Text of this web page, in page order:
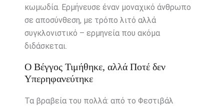
κωμωδία. Ερμήνευσε έναν μοναχικό άνθρωπο
σε αποσύνθεση, με τρόπο λιτό αλλά
συγκλονιστικό – ερμηνεία που ακόμα
διδάσκεται.
Ο Βέγγος Τιμήθηκε, αλλά Ποτέ δεν
Υπερηφανεύτηκε
Τα βραβεία του πολλά: από το Φεστιβάλ